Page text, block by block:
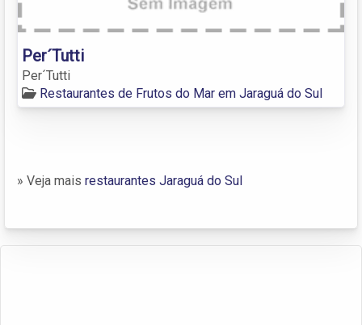
Per´Tutti
Per´Tutti
Restaurantes de Frutos do Mar em Jaraguá do Sul
» Veja mais restaurantes Jaraguá do Sul